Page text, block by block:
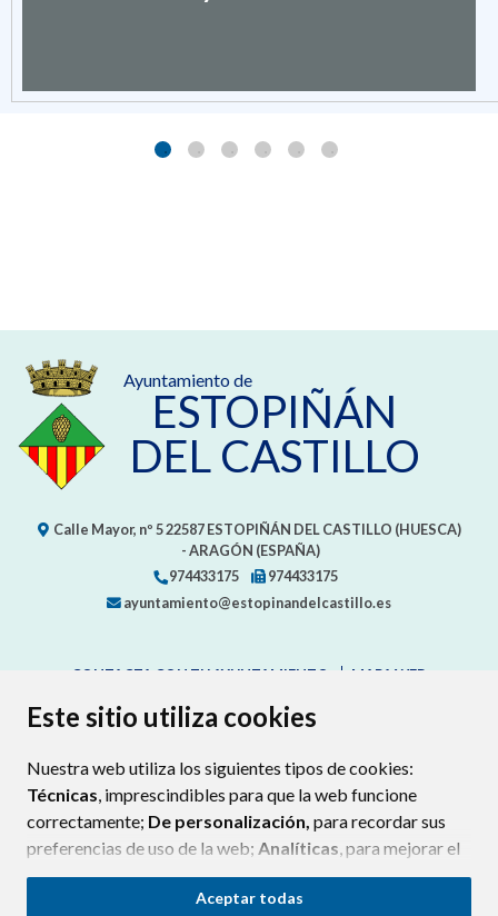
Este sitio utiliza cookies
Nuestra web utiliza los siguientes tipos de cookies:
Técnicas, imprescindibles para que la web funcione
correctamente; De personalización, para recordar sus
preferencias de uso de la web; Analíticas, para mejorar el
funcionamiento de la web y sus servicios.
Aceptar todas
Ayuntamiento de
ESTOPIÑÁN
DEL CASTILLO
Calle Mayor, nº 522587 ESTOPIÑÁN DEL CASTILLO (HUESCA)
- ARAGÓN (ESPAÑA)
974433175
974433175
ayuntamiento@estopinandelcastillo.es
CONTACTA CON TU AYUNTAMIENTO
MAPA WEB
AVISO LEGAL
PROTECCIÓN DE DATOS
POLÍTICA DE COOKIES